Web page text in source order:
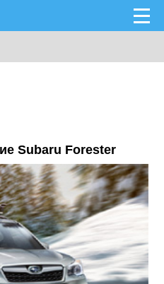
Subaru Forester